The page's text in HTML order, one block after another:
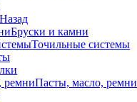
Назад
Бруски и камни
Точильные системы
Пасты, масло, ремни